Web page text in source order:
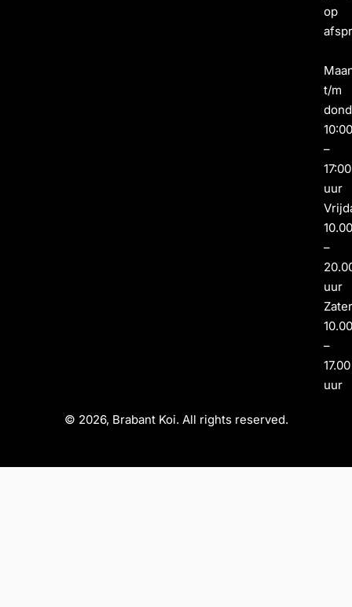
op
t/m
–
17:00
uur
–
uur
–
17.00
uur
© 2026, Brabant Koi. All rights reserved.